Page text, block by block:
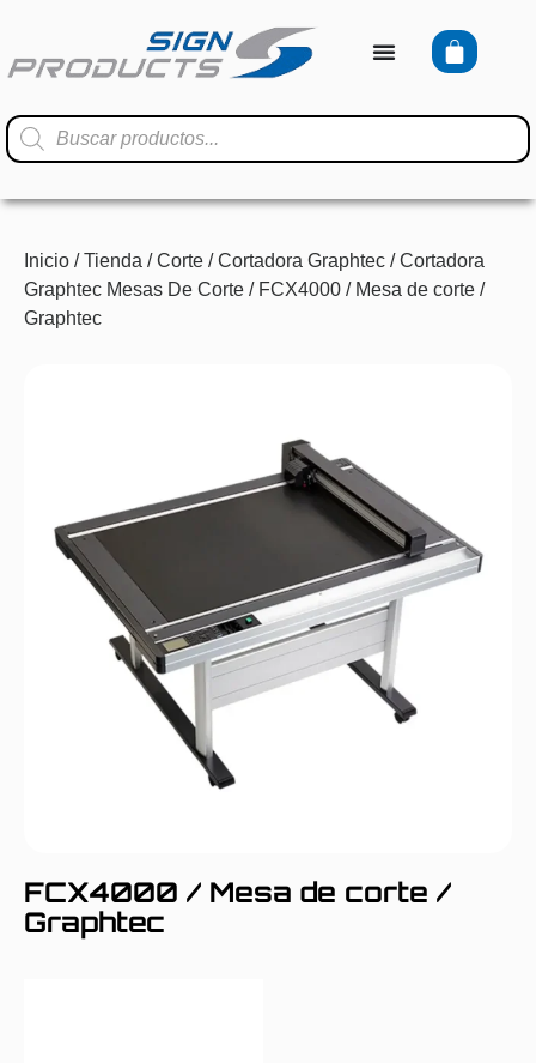
Inicio /Tienda /Corte /Cortadora Graphtec /Cortadora
Graphtec Mesas De Corte / FCX4000 / Mesa de corte /
Graphtec
FCX4000 / Mesa de corte /
Graphtec